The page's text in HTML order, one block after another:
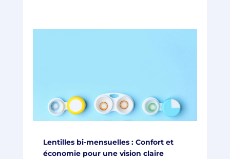
Lentilles bi-mensuelles : Confort et
économie pour une vision claire